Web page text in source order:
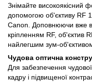
Знімайте високоякісний
допомогою об'єктиву RF
Canon. Доповнюючи вже
кріпленням RF, об'єктив
найлегшим зум-
Чудова оптична
Для забезпечення
кадру і підвищеної